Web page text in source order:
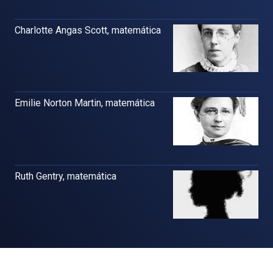
Charlotte Angas Scott, matemática
Emilie Norton Martin, matemática
Ruth Gentry, matemática